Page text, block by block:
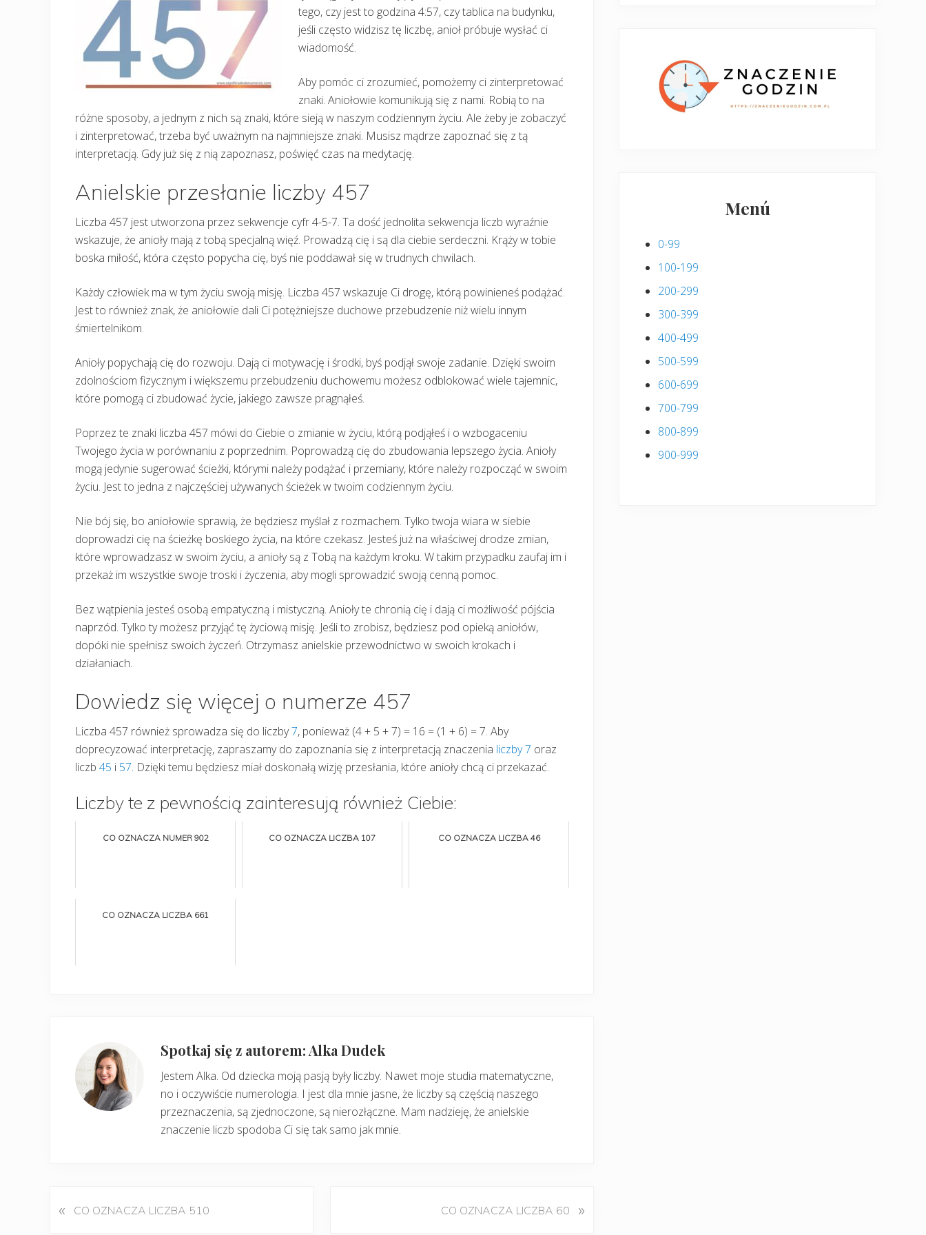
tego, czy jest to godzina 4:57, czy tablica na budynku,
jeśli często widzisz tę liczbę, anioł próbuje wysłać ci
wiadomość.
Aby pomóc ci zrozumieć, pomożemy ci zinterpretować
znaki. Aniołowie komunikują się z nami. Robią to na
różne sposoby, a jednym z nich są znaki, które sieją w naszym codziennym życiu. Ale żeby je zobaczyć
i zinterpretować, trzeba być uważnym na najmniejsze znaki. Musisz mądrze zapoznać się z tą
interpretacją. Gdy już się z nią zapoznasz, poświęć czas na medytację.
Anielskie przesłanie liczby 457
Liczba 457 jest utworzona przez sekwencje cyfr 4-5-7. Ta dość jednolita sekwencja liczb wyraźnie
wskazuje, że anioły mają z tobą specjalną więź. Prowadzą cię i są dla ciebie serdeczni. Krąży w tobie
boska miłość, która często popycha cię, byś nie poddawał się w trudnych chwilach.
Każdy człowiek ma w tym życiu swoją misję. Liczba 457 wskazuje Ci drogę, którą powinieneś podążać.
Jest to również znak, że aniołowie dali Ci potężniejsze duchowe przebudzenie niż wielu innym
śmiertelnikom.
Anioły popychają cię do rozwoju. Dają ci motywację i środki, byś podjął swoje zadanie. Dzięki swoim
zdolnościom fizycznym i większemu przebudzeniu duchowemu możesz odblokować wiele tajemnic,
które pomogą ci zbudować życie, jakiego zawsze pragnąłeś.
Poprzez te znaki liczba 457 mówi do Ciebie o zmianie w życiu, którą podjąłeś i o wzbogaceniu
Twojego życia w porównaniu z poprzednim. Poprowadzą cię do zbudowania lepszego życia. Anioły
mogą jedynie sugerować ścieżki, którymi należy podążać i przemiany, które należy rozpocząć w swoim
życiu. Jest to jedna z najczęściej używanych ścieżek w twoim codziennym życiu.
Nie bój się, bo aniołowie sprawią, że będziesz myślał z rozmachem. Tylko twoja wiara w siebie
doprowadzi cię na ścieżkę boskiego życia, na które czekasz. Jesteś już na właściwej drodze zmian,
które wprowadzasz w swoim życiu, a anioły są z Tobą na każdym kroku. W takim przypadku zaufaj im i
przekaż im wszystkie swoje troski i życzenia, aby mogli sprowadzić swoją cenną pomoc.
Bez wątpienia jesteś osobą empatyczną i mistyczną. Anioły te chronią cię i dają ci możliwość pójścia
naprzód. Tylko ty możesz przyjąć tę życiową misję. Jeśli to zrobisz, będziesz pod opieką aniołów,
dopóki nie spełnisz swoich życzeń. Otrzymasz anielskie przewodnictwo w swoich krokach i
działaniach.
Dowiedz się więcej o numerze 457
Liczba 457 również sprowadza się do liczby7, ponieważ (4 + 5 + 7) = 16 = (1 + 6) = 7. Aby
doprecyzować interpretację, zapraszamy do zapoznania się z interpretacją znaczenia liczby 7 oraz
liczb 45 i 57. Dzięki temu będziesz miał doskonałą wizję przesłania, które anioły chcą ci przekazać.
Liczby te z pewnością zainteresują również Ciebie:
CO OZNACZA NUMER 902 CO OZNACZA LICZBA 107 CO OZNACZA LICZBA 46
CO OZNACZA LICZBA 661
Spotkaj się z autorem: Alka Dudek
Jestem Alka. Od dziecka moją pasją były liczby. Nawet moje studia matematyczne,
no i oczywiście numerologia. I jest dla mnie jasne, że liczby są częścią naszego
przeznaczenia, są zjednoczone, są nierozłączne. Mam nadzieję, że anielskie
znaczenie liczb spodoba Ci się tak samo jak mnie.
P
« CO OZNACZA LICZBA 510 CO OZNACZA LICZBA 60 »
Menú
0-99
100-199
200-299
300-399
400-499
500-599
600-699
700-799
800-899
900-999